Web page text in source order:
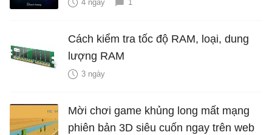
4 ngày 1
Cách kiểm tra tốc độ RAM, loại, dung
lượng RAM
3 ngày
Mời chơi game khủng long mất mạng
phiên bản 3D siêu cuốn ngay trên web